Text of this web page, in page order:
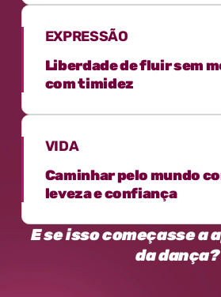
EXPRESSÃO
Liberdade de fluir sem
com timidez
VIDA
Caminhar pelo mundo
leveza e confiança
E se isso começasse a
da dança?